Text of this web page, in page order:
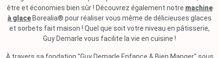
être et économies bien sûr ! Découvrez également notre machine
à glace Borealia® pour réaliser vous même de délicieuses glaces
et sorbets fait maison ! Quel que soit votre niveau en pâtisserie,
Guy Demarle vous facilite la vie en cuisine !